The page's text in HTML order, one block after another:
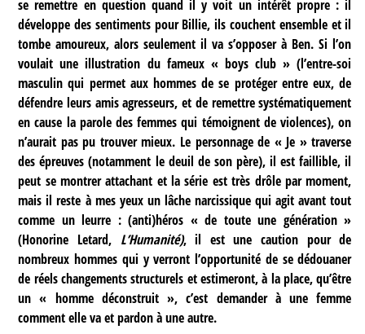
se remettre en question quand il y voit un intérêt propre : il
développe des sentiments pour Billie, ils couchent ensemble et il
tombe amoureux, alors seulement il va s’opposer à Ben. Si l’on
voulait une illustration du fameux « boys club » (l’entre-soi
masculin qui permet aux hommes de se protéger entre eux, de
défendre leurs amis agresseurs, et de remettre systématiquement
en cause la parole des femmes qui témoignent de violences), on
n’aurait pas pu trouver mieux. Le personnage de « Je » traverse
des épreuves (notamment le deuil de son père), il est faillible, il
peut se montrer attachant et la série est très drôle par moment,
mais il reste à mes yeux un lâche narcissique qui agit avant tout
comme un leurre : (anti)héros « de toute une génération »
(Honorine Letard, L’Humanité), il est une caution pour de
nombreux hommes qui y verront l’opportunité de se dédouaner
de réels changements structurels et estimeront, à la place, qu’être
un « homme déconstruit », c’est demander à une femme
comment elle va et pardon à une autre.